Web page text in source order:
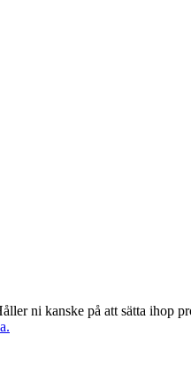
ni kanske på att sätta ihop